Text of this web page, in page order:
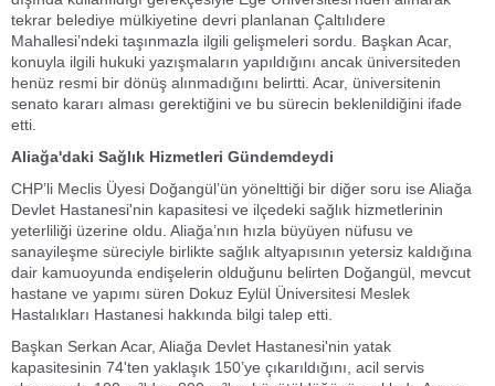
tekrar belediye mülkiyetine devri planlanan Çaltılıdere
Mahallesi’ndeki taşınmazla ilgili gelişmeleri sordu. Başkan Acar,
konuyla ilgili hukuki yazışmaların yapıldığını ancak üniversiteden
henüz resmi bir dönüş alınmadığını belirtti. Acar, üniversitenin
senato kararı alması gerektiğini ve bu sürecin beklenildiğini ifade
etti.
Aliağa'daki Sağlık Hizmetleri Gündemdeydi
CHP’li Meclis Üyesi Doğangül’ün yönelttiği bir diğer soru ise Aliağa
Devlet Hastanesi'nin kapasitesi ve ilçedeki sağlık hizmetlerinin
yeterliliği üzerine oldu. Aliağa’nın hızla büyüyen nüfusu ve
sanayileşme süreciyle birlikte sağlık altyapısının yetersiz kaldığına
dair kamuoyunda endişelerin olduğunu belirten Doğangül, mevcut
hastane ve yapımı süren Dokuz Eylül Üniversitesi Meslek
Hastalıkları Hastanesi hakkında bilgi talep etti.
Başkan Serkan Acar, Aliağa Devlet Hastanesi'nin yatak
kapasitesinin 74'ten yaklaşık 150’ye çıkarıldığını, acil servis